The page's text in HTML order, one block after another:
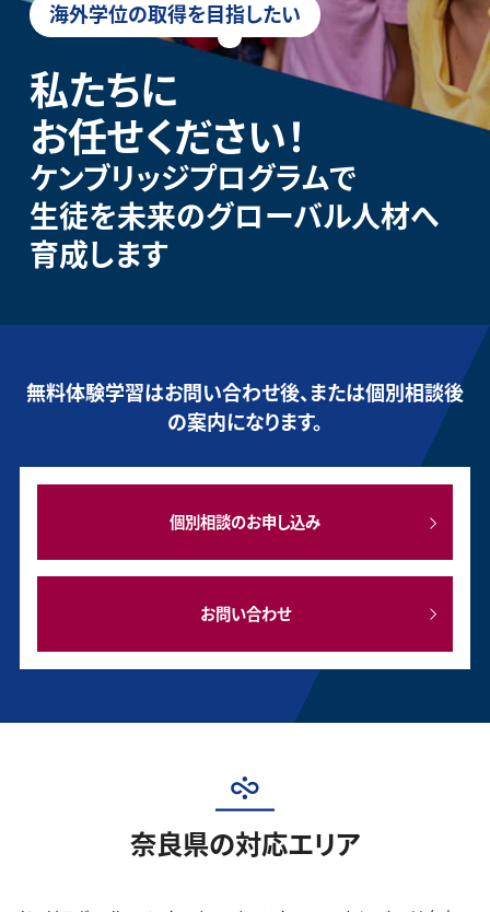
海外学位の取得を目指したい
私たちに
お任せください！
ケンブリッジプログラムで
生徒を未来のグローバル人材へ
育成します
無料体験学習はお問い合わせ後、または個別相談後
の案内になります。
個別相談のお申し込み
お問い合わせ
奈良県の対応エリア